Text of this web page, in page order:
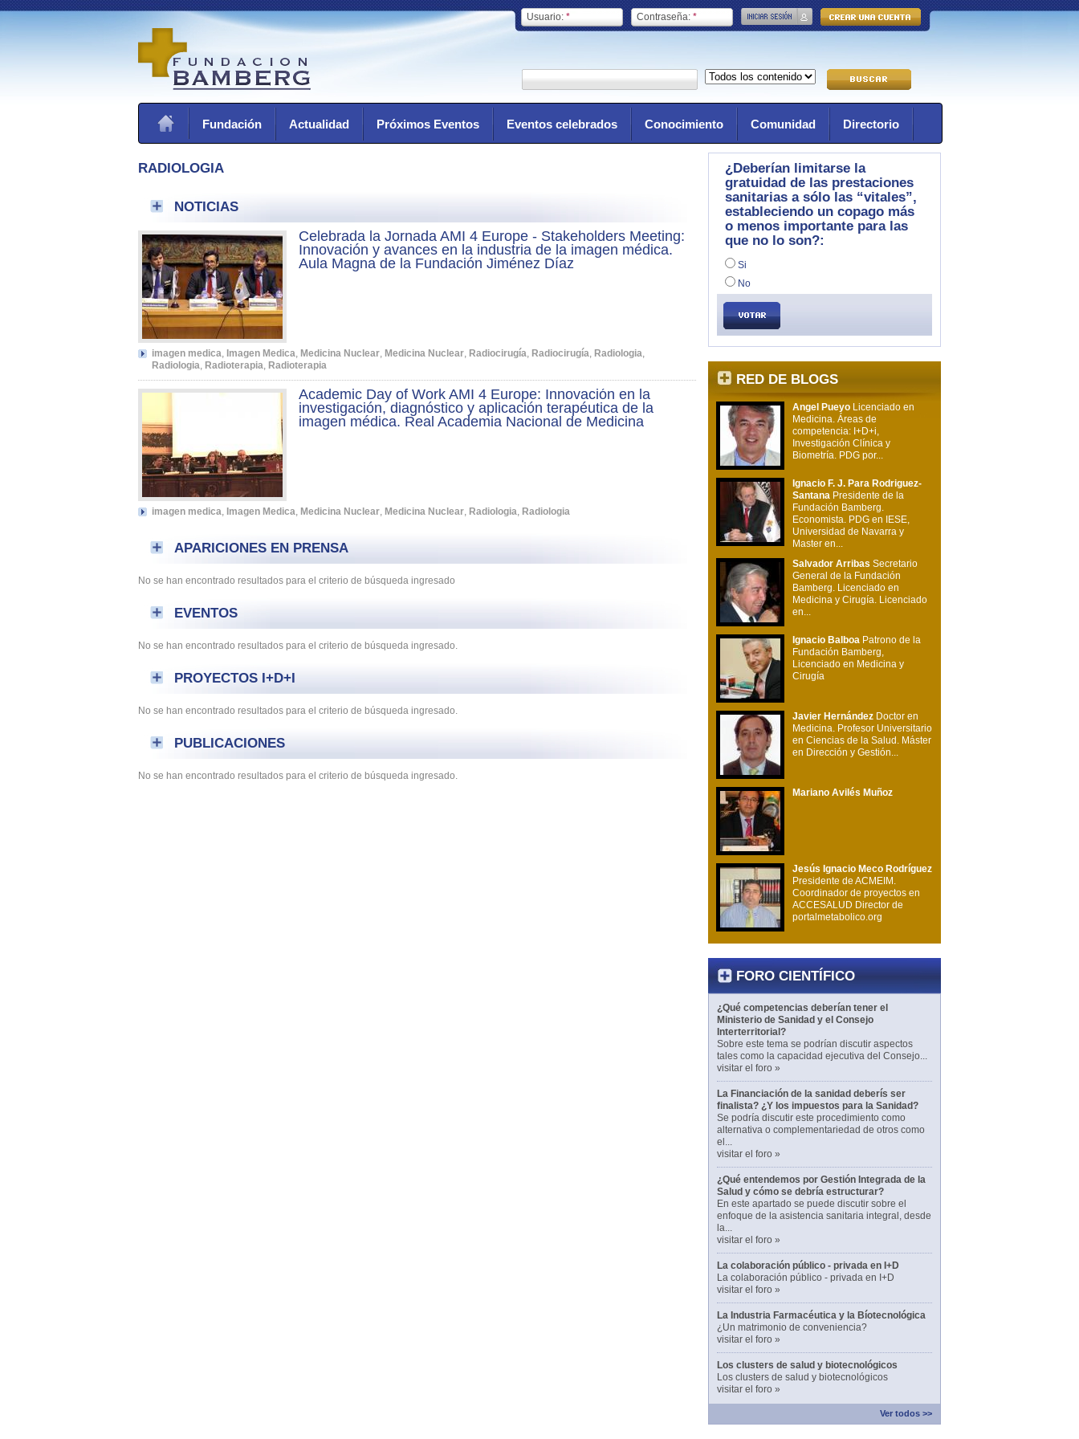
Usuario: * Contraseña: *
Fundación Actualidad Próximos Eventos Eventos celebrados Conocimiento Comunidad Directorio
¿Deberían limitarse la
gratuidad de las prestaciones
sanitarias a sólo las “vitales”,
estableciendo un copago más
o menos importante para las
que no lo son?:
Si
No
RED DE BLOGS
Angel Pueyo Licenciado en
Medicina. Áreas de
competencia: I+D+i,
Investigación Clínica y
Biometría. PDG por...
Ignacio F. J. Para Rodriguez-
Santana Presidente de la
Fundación Bamberg.
Economista. PDG en IESE,
Universidad de Navarra y
Master en...
Salvador Arribas Secretario
General de la Fundación
Bamberg. Licenciado en
Medicina y Cirugía. Licenciado
en...
Ignacio Balboa Patrono de la
Fundación Bamberg,
Licenciado en Medicina y
Cirugía
Javier Hernández Doctor en
Medicina. Profesor Universitario
en Ciencias de la Salud. Máster
en Dirección y Gestión...
Mariano Avilés Muñoz
Jesús Ignacio Meco Rodríguez
Presidente de ACMEIM.
Coordinador de proyectos en
ACCESALUD Director de
portalmetabolico.org
FORO CIENTÍFICO
¿Qué competencias deberían tener el
Ministerio de Sanidad y el Consejo
Interterritorial?
Sobre este tema se podrían discutir aspectos
tales como la capacidad ejecutiva del Consejo...
visitar el foro »
La Financiación de la sanidad deberís ser
finalista? ¿Y los impuestos para la Sanidad?
Se podría discutir este procedimiento como
alternativa o complementariedad de otros como
el...
visitar el foro »
¿Qué entendemos por Gestión Integrada de la
Salud y cómo se debría estructurar?
En este apartado se puede discutir sobre el
enfoque de la asistencia sanitaria integral, desde
la...
visitar el foro »
La colaboración público - privada en I+D
La colaboración público - privada en I+D
visitar el foro »
La Industria Farmacéutica y la Bíotecnológica
¿Un matrimonio de conveniencia?
visitar el foro »
Los clusters de salud y biotecnológicos
Los clusters de salud y biotecnológicos
visitar el foro »
Ver todos >>
RADIOLOGIA
NOTICIAS
Celebrada la Jornada AMI 4 Europe - Stakeholders Meeting:
Innovación y avances en la industria de la imagen médica.
Aula Magna de la Fundación Jiménez Díaz
imagen medica Imagen Medica Medicina Nuclear Medicina Nuclear Radiocirugía Radiocirugía Radiologia
Radiologia Radioterapia Radioterapia
Academic Day of Work AMI 4 Europe: Innovación en la
investigación, diagnóstico y aplicación terapéutica de la
imagen médica. Real Academia Nacional de Medicina
imagen medica Imagen Medica Medicina Nuclear Medicina Nuclear Radiologia Radiologia
APARICIONES EN PRENSA
No se han encontrado resultados para el criterio de búsqueda ingresado
EVENTOS
No se han encontrado resultados para el criterio de búsqueda ingresado.
PROYECTOS I+D+I
No se han encontrado resultados para el criterio de búsqueda ingresado.
PUBLICACIONES
No se han encontrado resultados para el criterio de búsqueda ingresado.